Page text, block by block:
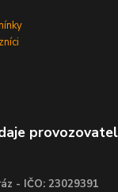
- IČO: 23029391